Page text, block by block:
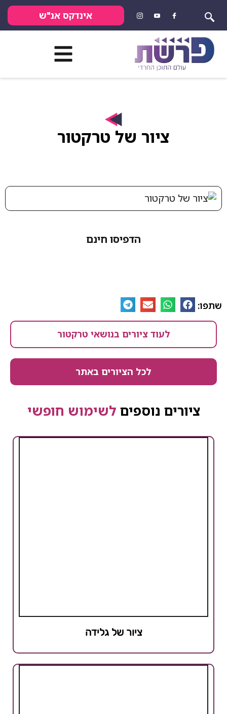
אינדקס אנ"ש
ציור של טרקטור
הדפיסו חינם
לעוד ציורים בנושאי טרקטור
לכל הציורים באתר
נוספים לשימוש חופשי
ציור של גלידה